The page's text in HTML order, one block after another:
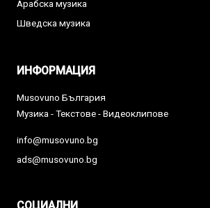
Арабска музика
Шведска музика
ИНФОРМАЦИЯ
Musovuno България
Музика - Текстове - Видеоклипове
info@musovuno.bg
ads@musovuno.bg